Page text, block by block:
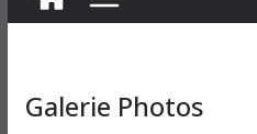
Galerie Photos